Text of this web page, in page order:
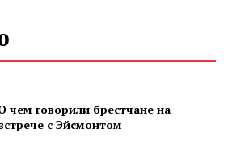
чем говорили брестчане на
с Эйсмонтом